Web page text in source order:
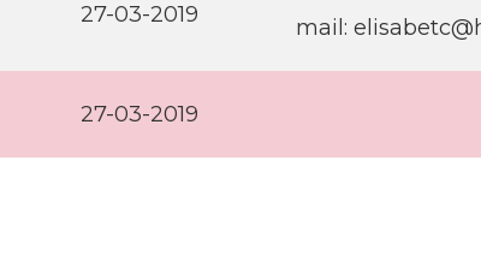
27-03-2019 mail:
27-03-2019